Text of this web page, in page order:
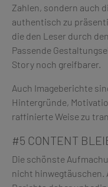
Zahlen, sondern auch
authentisch zu
die den Leser durch
Passende
Story noch greifbarer.
Auch Imageberichte
Hintergründe,
raffinierte Weise zu
#5 CONTENT
Die schönste
nicht hinwegtäuschen.